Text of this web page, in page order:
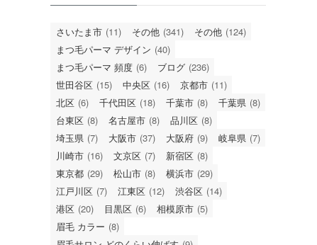
さいたま市 (11) その他 (341) その他 (124)
まつ毛パーマ デザイン (40)
まつ毛パーマ 頻度 (6) ブログ (236)
世田谷区 (15) 中央区 (16) 京都市 (11)
北区 (6) 千代田区 (18) 千葉市 (8) 千葉県 (8)
台東区 (8) 名古屋市 (8) 品川区 (8)
埼玉県 (7) 大阪市 (37) 大阪府 (9) 岐阜県 (7)
川崎市 (16) 文京区 (7) 新宿区 (8)
東京都 (29) 松山市 (8) 横浜市 (29)
江戸川区 (7) 江東区 (12) 渋谷区 (14)
港区 (20) 目黒区 (6) 相模原市 (5)
眉毛 カラー (8)